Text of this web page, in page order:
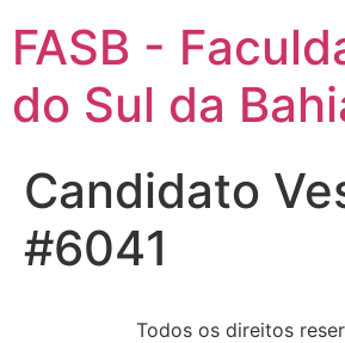
FASB -
do Sul da
Candidato
#6041
Todos os direitos